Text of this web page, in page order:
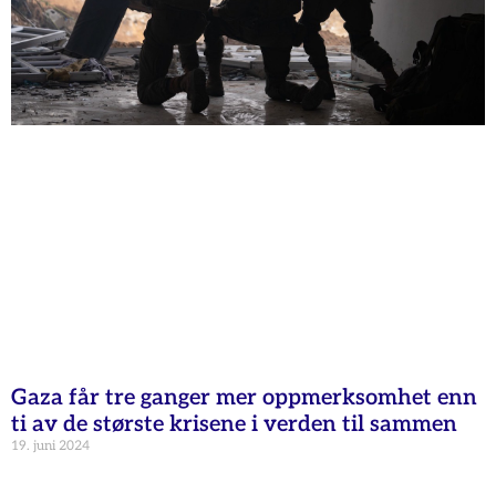
Gaza får tre ganger mer oppmerksomhet enn
ti av de største krisene i verden til sammen
19. juni 2024